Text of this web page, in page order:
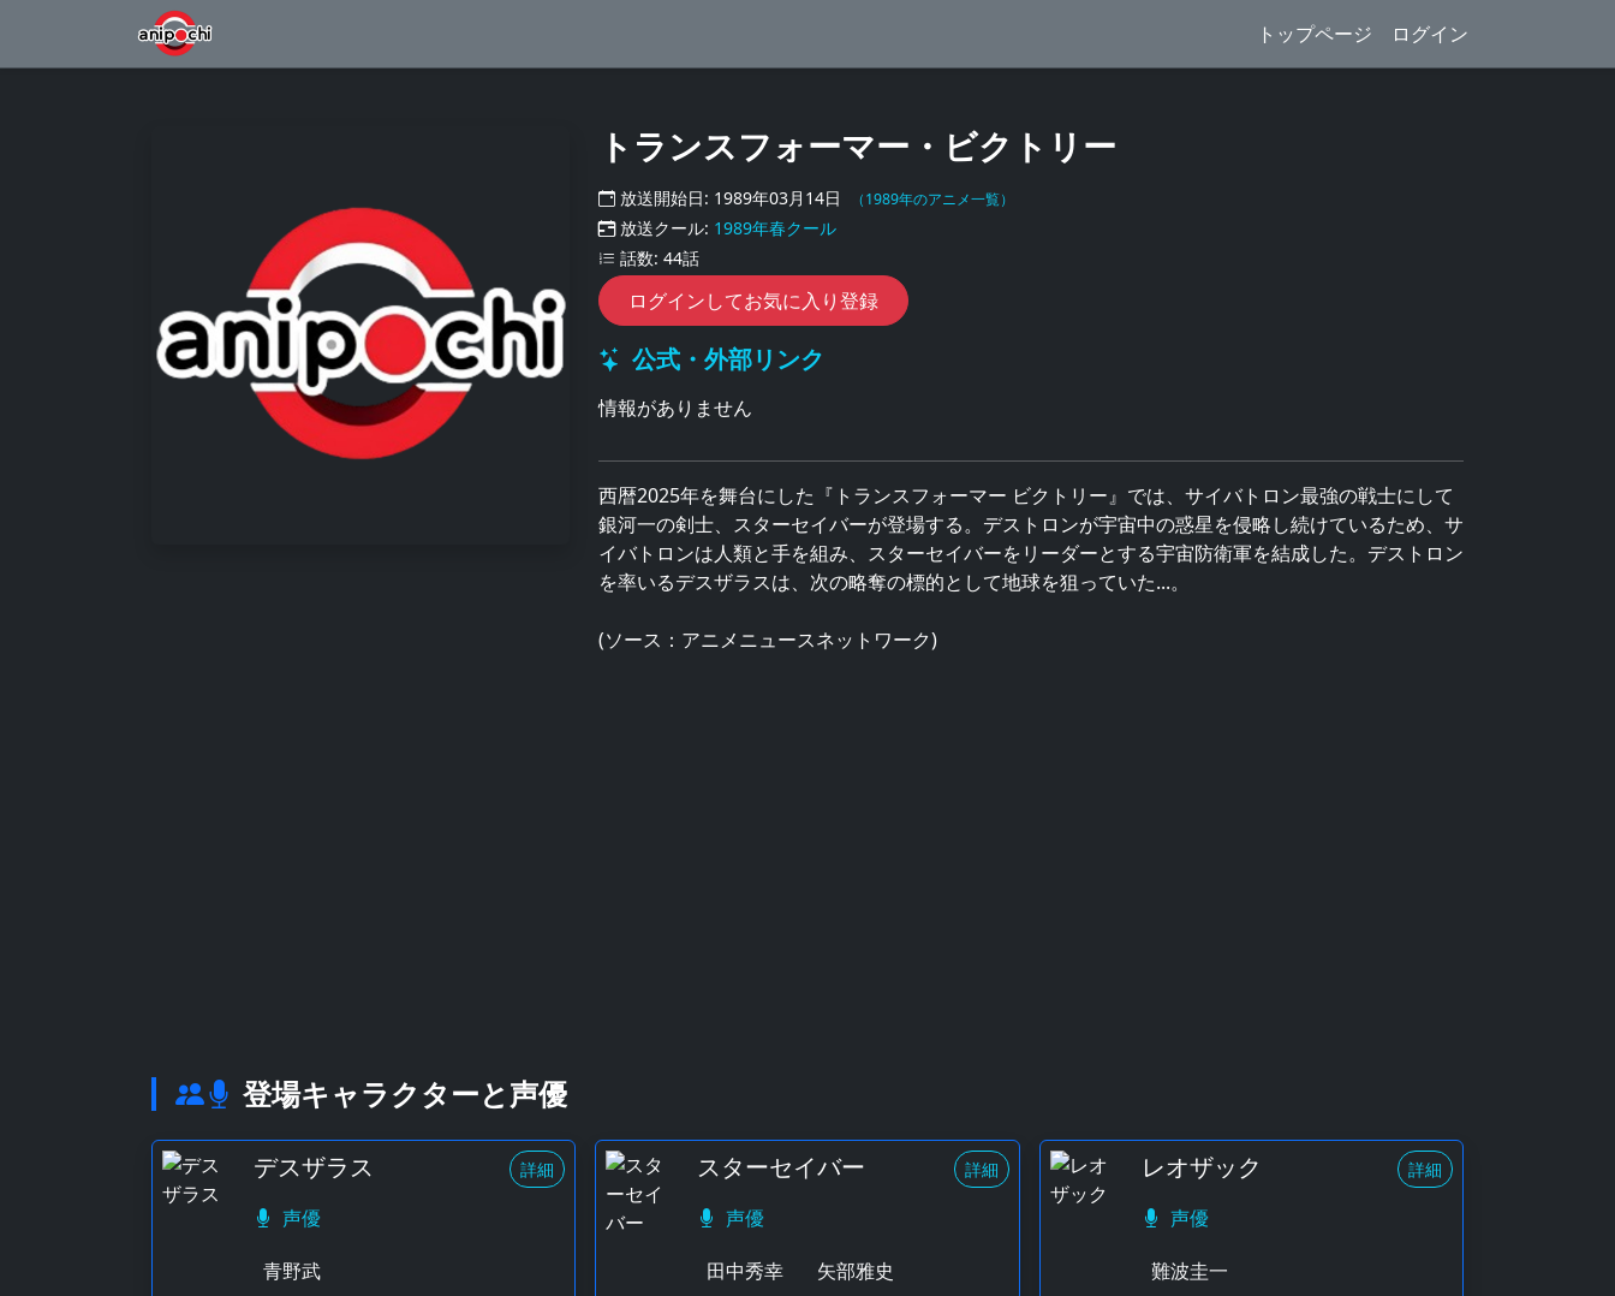
トップページ ログイン
トランスフォーマー・ビクトリー
放送開始日: 1989年03月14日 （1989年のアニメ一覧）
放送クール: 1989年春クール
話数: 44話
ログインしてお気に入り登録
公式・外部リンク
情報がありません
西暦2025年を舞台にした『トランスフォーマー ビクトリー』では、サイバトロン最強の戦士にして
銀河一の剣士、スターセイバーが登場する。デストロンが宇宙中の惑星を侵略し続けているため、サ
イバトロンは人類と手を組み、スターセイバーをリーダーとする宇宙防衛軍を結成した。デストロン
を率いるデスザラスは、次の略奪の標的として地球を狙っていた...。
(ソース：アニメニュースネットワーク)
登場キャラクターと声優
デスザラス 詳細
声優
青野武
スターセイバー 詳細
声優
田中秀幸
矢部雅史
レオザック 詳細
声優
難波圭一